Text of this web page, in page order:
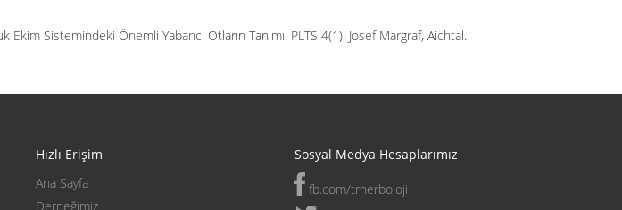
Ekim Sistemindeki Önemli Yabancı Otların Tanımı. PLTS 4(1). Josef Margraf, Aichtal.
Hızlı Erişim
Ana Sayfa
Derneğimiz
Sosyal Medya Hesaplarımız
fb.com/trherboloji